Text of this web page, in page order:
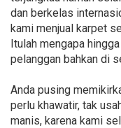
dan berkelas
kami menjual karpet
Itulah mengapa
pelanggan bahkan di
Anda pusing
perlu khawatir, tak
manis, karena kami